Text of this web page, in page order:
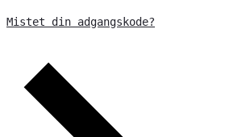
Mistet din adgangskode?